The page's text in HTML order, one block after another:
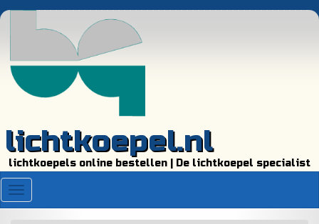
lichtkoepel.nl
lichtkoepels online bestellen | De lichtkoepel specialist
Menu